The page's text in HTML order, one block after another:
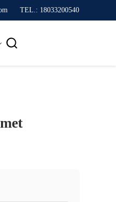
TEL.: 18033200540
